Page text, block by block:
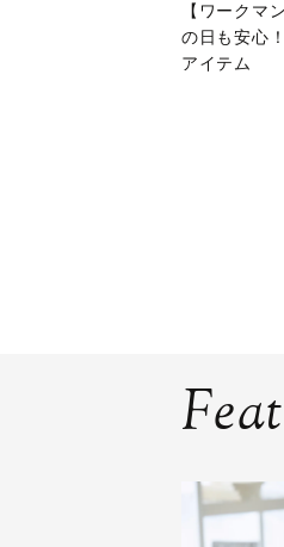
【ワークマ
の日も安心
アイテム